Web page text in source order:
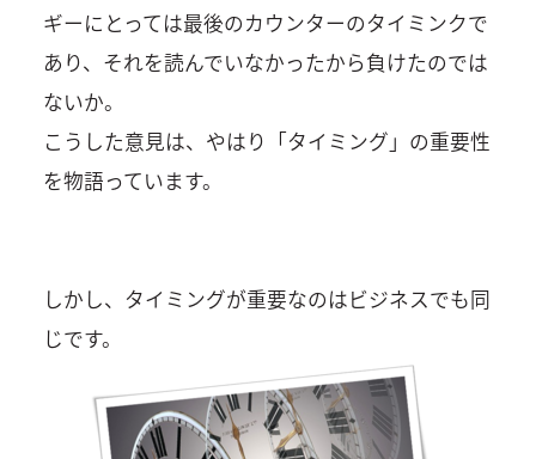
ギーにとっては最後のカウンターのタイミンクで
あり、それを読んでいなかったから負けたのでは
ないか。
こうした意見は、やはり「タイミング」の重要性
を物語っています。
しかし、タイミングが重要なのはビジネスでも同
じです。